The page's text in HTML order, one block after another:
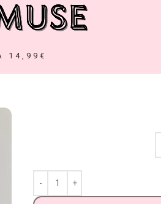
14,99€